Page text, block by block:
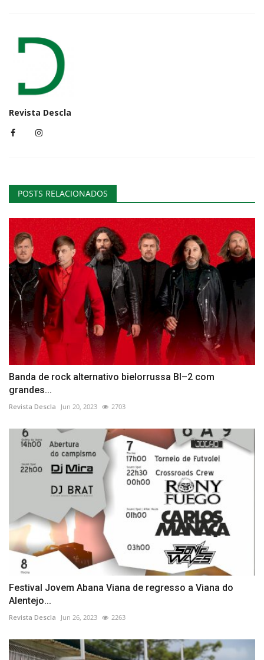
Revista Descla
POSTS RELACIONADOS
Banda de rock alternativo bielorrussa BI–2 com
grandes...
Revista Descla Jun 20, 2023 2703
Festival Jovem Abana Viana de regresso a Viana do
Alentejo...
Revista Descla Jun 26, 2023 2263